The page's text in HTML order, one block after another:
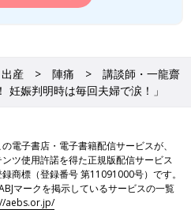
出産 陣痛
講談師・一龍齋
妊娠判明時は毎回夫婦で涙！」
電子書店・電子書籍配信サービスが、
ツ使用許諾を得た正規版配信サービス
商標（登録番号 第11091000号）です。
マークを掲示しているサービスの一覧
aebs.or.jp/